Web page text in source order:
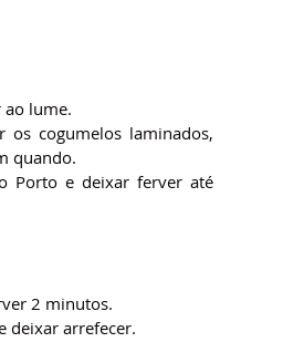
ao lume.
os cogumelos laminados,
quando.
Porto e deixar ferver até
2 minutos.
deixar arrefecer.